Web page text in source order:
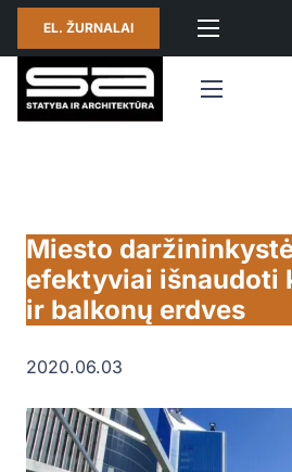
EL. ŽURNALAI
Miesto
efektyviai išnaudoti
ir balkonų erdves
2020.06.03